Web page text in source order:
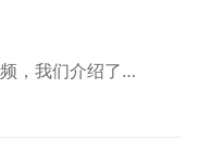
，我们介绍了…